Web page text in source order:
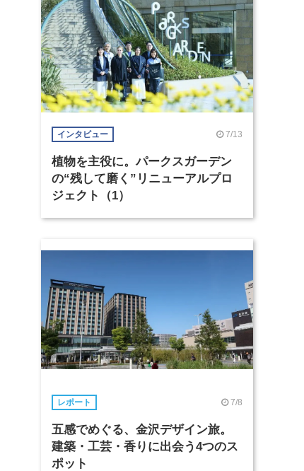
インタビュー 7/13
植物を主役に。パークスガーデン
の“残して磨く”リニューアルプロ
ジェクト（1）
レポート 7/8
五感でめぐる、金沢デザイン旅。
建築・工芸・香りに出会う4つのス
ポット